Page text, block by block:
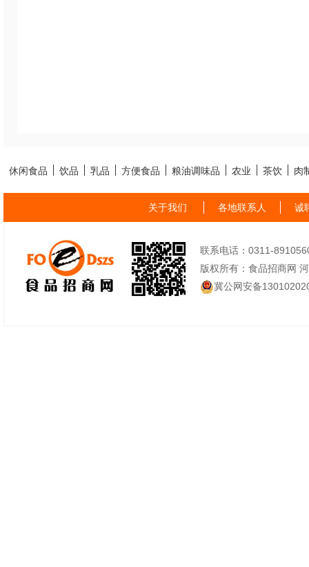
休闲食品 饮品 乳品 方便食品 粮油调味品 农业 茶饮 肉
关于我们 各地联系人 诚
联系电话：0311-
版权所有：食品招商网
冀公网安备